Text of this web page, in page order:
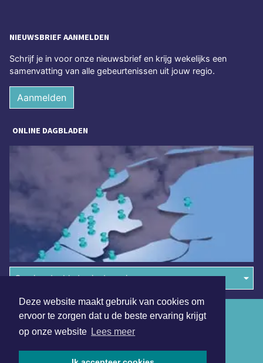
Deze website maakt gebruik van cookies om
ervoor te zorgen dat u de beste ervaring krijgt
op onze website Lees meer
NIEUWSBRIEF AANMELDEN
Schrijf je in voor onze nieuwsbrief en krijg wekelijks een
samenvatting van alle gebeurtenissen uit jouw regio.
Aanmelden
ONLINE DAGBLADEN
Overige dagbladen in de regio
Algemene voorwaarden
Disclaimer